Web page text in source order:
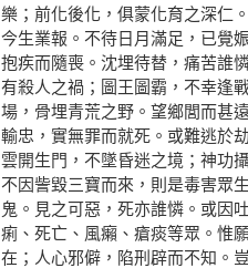
樂；前化後化，俱蒙化育之深仁
今生業報。不待日月滿足，已覺
抱疾而隨喪。沈埋待替，痛苦誰
有殺人之禍；圖王圖霸，不幸逢
場，骨埋青荒之野。望鄉閭而甚
輸忠，實無罪而就死。或難逃於
雲開生門，不墜昏迷之境；神功
不因訾毀三寶而來，則是毒害眾
鬼。見之可惡，死亦誰憐。或因
痢、死亡、風癩、瘡痰等眾。惟
在；人心邪僻，陷刑辟而不知。